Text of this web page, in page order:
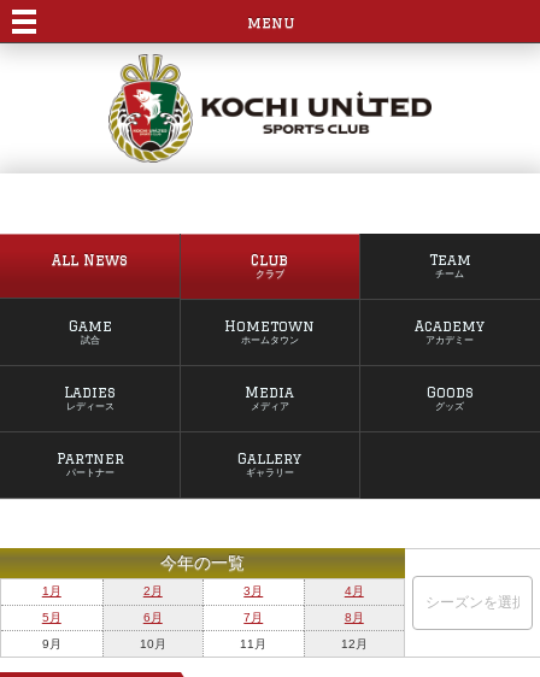
menu
All News Club
クラブ
Team
チーム
Game
試合
Hometown
ホームタウン
Academy
アカデミー
Ladies
レディース
Media
メディア
Goods
グッズ
Partner
パートナー
Gallery
ギャラリー
今年の一覧
1月 2月 3月
4月
5月
6月 7月
8月
9月
10月 11月 12月